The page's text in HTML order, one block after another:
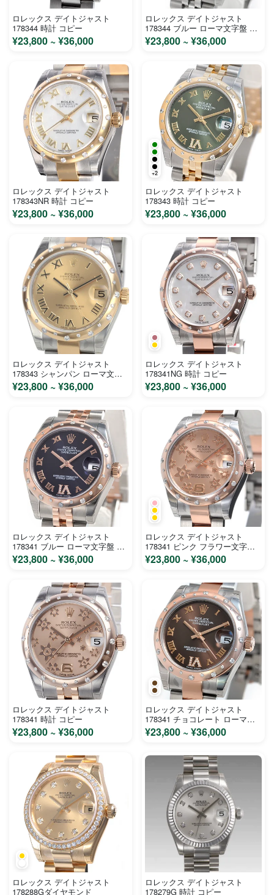
ロレックス デイトジャスト
178344 時計 コピー
¥23,800 ~ ¥36,000
ロレックス デイトジャスト
178344 ブルー ローマ文字盤 ス
テンレス ホワイトゴールド ユニ
セックス 時計 コピー
¥23,800 ~ ¥36,000
ロレックス デイトジャスト
178343NR 時計 コピー
¥23,800 ~ ¥36,000
+2
ロレックス デイトジャスト
178343 時計 コピー
¥23,800 ~ ¥36,000
ロレックス デイトジャスト
178343 シャンパン ローマ文字
盤 ステンレス イエローゴールド
ユニセックス 時計 コピー
¥23,800 ~ ¥36,000
ロレックス デイトジャスト
178341NG 時計 コピー
¥23,800 ~ ¥36,000
ロレックス デイトジャスト
178341 ブルー ローマ文字盤 ス
テンレス ピンクゴールド ユニセ
ックス 時計 コピー
¥23,800 ~ ¥36,000
ロレックス デイトジャスト
178341 ピンク フラワー文字盤
ステンレス ピンクゴールド ユニ
セックス 時計 コピー
¥23,800 ~ ¥36,000
ロレックス デイトジャスト
178341 時計 コピー
¥23,800 ~ ¥36,000
ロレックス デイトジャスト
178341 チョコレート ローマ文
字盤 ステンレス ピンクゴールド
ユニセックス 時計 コピー
¥23,800 ~ ¥36,000
ロレックス デイトジャスト
178288Gダイヤモンド
ロレックス デイトジャスト
178279G 時計 コピー